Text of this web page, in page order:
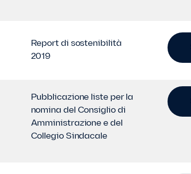
Report di sostenibilità
2019
Pubblicazione liste per la
nomina del Consiglio di
Amministrazione e del
Collegio Sindacale